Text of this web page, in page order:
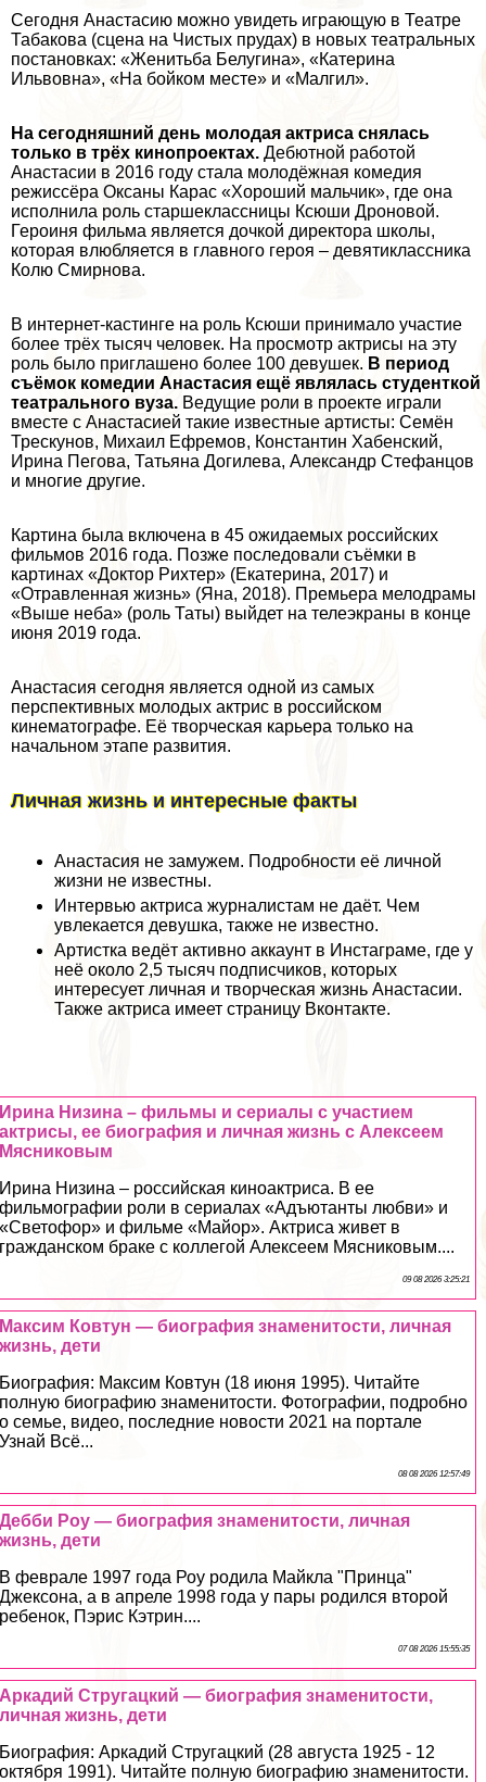
Сегодня Анастасию можно увидеть играющую в Театре
Табакова (сцена на Чистых прудах) в новых театральных
постановках: «Женитьба Белугина», «Катерина
Ильвовна», «На бойком месте» и «Малгил».
На сегодняшний день молодая актриса снялась
только в трёх кинопроектах. Дебютной работой
Анастасии в 2016 году стала молодёжная комедия
режиссёра Оксаны Карас «Хороший мальчик», где она
исполнила роль старшеклассницы Ксюши Дроновой.
Героиня фильма является дочкой директора школы,
которая влюбляется в главного героя – девятиклассника
Колю Смирнова.
В интернет-кастинге на роль Ксюши принимало участие
более трёх тысяч человек. На просмотр актрисы на эту
роль было приглашено более 100 дeвyшек. В период
съёмок комедии Анастасия ещё являлась студенткой
театрального вуза. Ведущие роли в проекте играли
вместе с Анастасией такие известные артисты: Семён
Трескунов, Михаил Ефремов, Константин Хабенский,
Ирина Пегова, Татьяна Догилева, Александр Стефанцов
и многие другие.
Картина была включена в 45 ожидаемых российских
фильмов 2016 года. Позже последовали съёмки в
картинах «Доктор Рихтер» (Екатерина, 2017) и
«Отравленная жизнь» (Яна, 2018). Премьера мелодрамы
«Выше неба» (роль Таты) выйдет на телеэкраны в конце
июня 2019 года.
Анастасия сегодня является одной из самых
перспективных молодых актрис в российском
кинематографе. Её творческая карьера только на
начальном этапе развития.
Личная жизнь и интересные факты
Анастасия не замужем. Подробности её личной
жизни не известны.
Интервью актриса журналистам не даёт. Чем
увлекается дeвyшка, также не известно.
Артистка ведёт активно аккаунт в Инстаграме, где у
неё около 2,5 тысяч подписчиков, которых
интересует личная и творческая жизнь Анастасии.
Также актриса имеет страницу Вконтакте.
Ирина Низина – фильмы и сериалы с участием
актрисы, ее биография и личная жизнь с Алексеем
Мясниковым
Ирина Низина – российская киноактриса. В ее
фильмографии роли в сериалах «Адъютанты любви» и
«Светофор» и фильме «Майор». Актриса живет в
гражданском бpaке с коллегой Алексеем Мясниковым....
09 08 2026 3:25:21
Максим Ковтун — биография знаменитости, личная
жизнь, дети
Биография: Максим Ковтун (18 июня 1995). Читайте
полную биографию знаменитости. Фотографии, подробно
о семье, видео, последние новости 2021 на портале
Узнай Всё...
08 08 2026 12:57:49
Дебби Роу — биография знаменитости, личная
жизнь, дети
В феврале 1997 года Роу родила Майкла "Принца"
Джексона, а в апреле 1998 года у пары родился второй
ребенок, Пэрис Кэтрин....
07 08 2026 15:55:35
Аркадий Стругацкий — биография знаменитости,
личная жизнь, дети
Биография: Аркадий Стругацкий (28 августа 1925 - 12
октября 1991). Читайте полную биографию знаменитости.